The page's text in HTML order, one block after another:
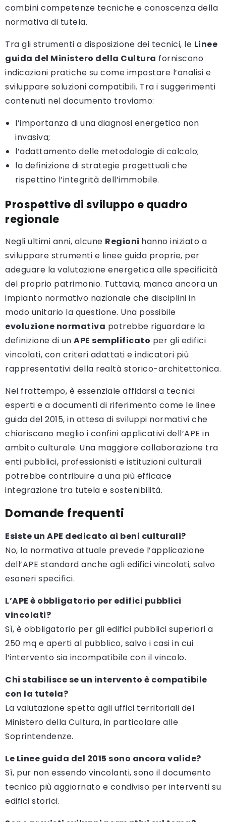
combini competenze tecniche e conoscenza della
normativa di tutela.
Tra gli strumenti a disposizione dei tecnici, le Linee
guida del Ministero della Cultura forniscono
indicazioni pratiche su come impostare l’analisi e
sviluppare soluzioni compatibili. Tra i suggerimenti
contenuti nel documento troviamo:
l’importanza di una diagnosi energetica non
invasiva;
l’adattamento delle metodologie di calcolo;
la definizione di strategie progettuali che
rispettino l’integrità dell’immobile.
Prospettive di sviluppo e quadro
regionale
Negli ultimi anni, alcune Regioni hanno iniziato a
sviluppare strumenti e linee guida proprie, per
adeguare la valutazione energetica alle specificità
del proprio patrimonio. Tuttavia, manca ancora un
impianto normativo nazionale che disciplini in
modo unitario la questione. Una possibile
evoluzione normativa potrebbe riguardare la
definizione di un APE semplificato per gli edifici
vincolati, con criteri adattati e indicatori più
rappresentativi della realtà storico-architettonica.
Nel frattempo, è essenziale affidarsi a tecnici
esperti e a documenti di riferimento come le linee
guida del 2015, in attesa di sviluppi normativi che
chiariscano meglio i confini applicativi dell’APE in
ambito culturale. Una maggiore collaborazione tra
enti pubblici, professionisti e istituzioni culturali
potrebbe contribuire a una più efficace
integrazione tra tutela e sostenibilità.
Domande frequenti
Esiste un APE dedicato ai beni culturali?
No, la normativa attuale prevede l’applicazione
dell’APE standard anche agli edifici vincolati, salvo
esoneri specifici.
L’APE è obbligatorio per edifici pubblici
vincolati?
Sì, è obbligatorio per gli edifici pubblici superiori a
250 mq e aperti al pubblico, salvo i casi in cui
l’intervento sia incompatibile con il vincolo.
Chi stabilisce se un intervento è compatibile
con la tutela?
La valutazione spetta agli uffici territoriali del
Ministero della Cultura, in particolare alle
Soprintendenze.
Le Linee guida del 2015 sono ancora valide?
Sì, pur non essendo vincolanti, sono il documento
tecnico più aggiornato e condiviso per interventi su
edifici storici.